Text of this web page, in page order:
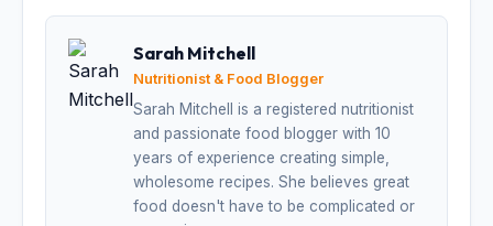
Sarah Mitchell
Nutritionist & Food Blogger
Sarah Mitchell is a registered nutritionist
and passionate food blogger with 10
years of experience creating simple,
wholesome recipes. She believes great
food doesn't have to be complicated or